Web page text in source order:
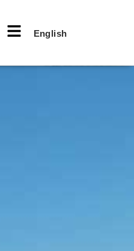
English